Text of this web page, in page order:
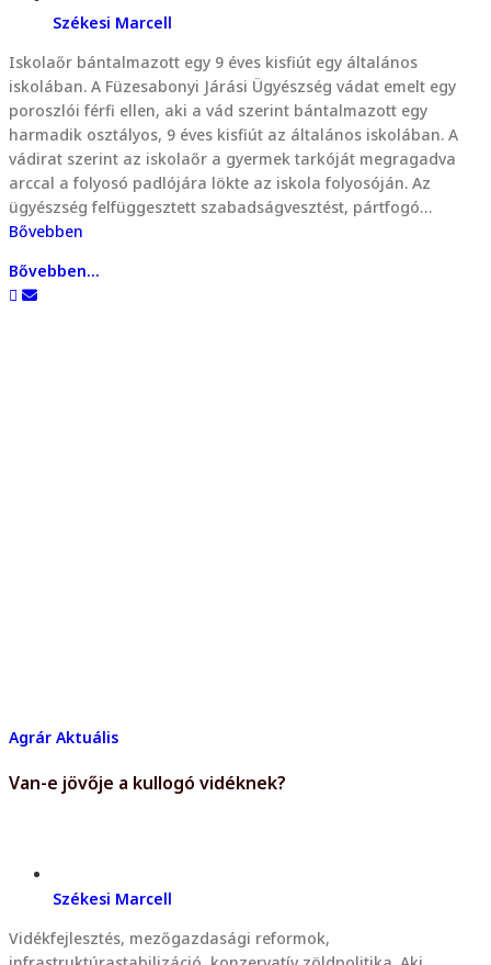
Székesi Marcell
Iskolaőr bántalmazott egy 9 éves kisfiút egy általános
iskolában. A Füzesabonyi Járási Ügyészség vádat emelt egy
poroszlói férfi ellen, aki a vád szerint bántalmazott egy
harmadik osztályos, 9 éves kisfiút az általános iskolában. A
vádirat szerint az iskolaőr a gyermek tarkóját megragadva
arccal a folyosó padlójára lökte az iskola folyosóján. Az
ügyészség felfüggesztett szabadságvesztést, pártfogó…
Bővebben
Bővebben...
Agrár Aktuális
Van-e jövője a kullogó vidéknek?
Székesi Marcell
Vidékfejlesztés, mezőgazdasági reformok,